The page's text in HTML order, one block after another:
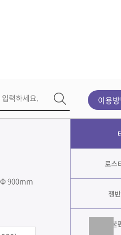
이용
Φ 900mm
로스
쟁
불